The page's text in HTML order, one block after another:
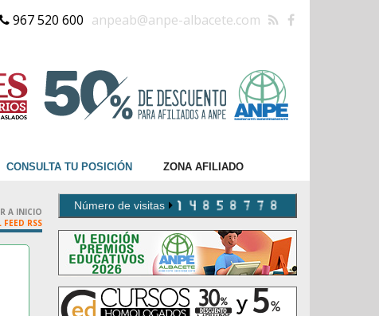
967 520 600 anpeab@anpe-albacete.com
CONSULTA TU POSICIÓN ZONA AFILIADO
A INICIO
FEED RSS
Número de visitas